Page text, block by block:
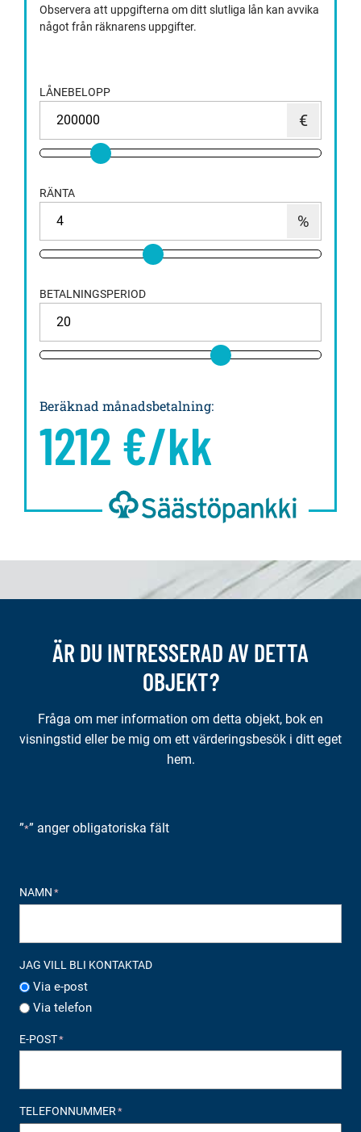
Observera att uppgifterna om ditt slutliga lån kan avvika
något från räknarens uppgifter.
LÅNEBELOPP
RÄNTA
BETALNINGSPERIOD
Beräknad månadsbetalning:
1212 €/kk
ÄR DU INTRESSERAD AV DETTA
OBJEKT?
Fråga om mer information om detta objekt, bok en
visningstid eller be mig om ett värderingsbesök i ditt eget
hem.
”*” anger obligatoriska fält
NAMN *
JAG VILL BLI KONTAKTAD
Via e-post
Via telefon
E-POST*
TELEFONNUMMER*